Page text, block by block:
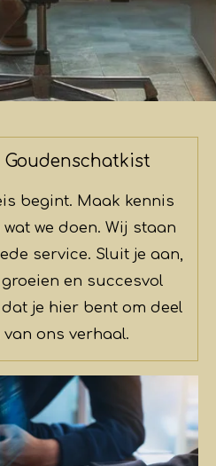
Goudenschatkist
begint. Maak kennis
we doen. Wij staan
service. Sluit je aan,
en succesvol
je hier bent om deel
ons verhaal.